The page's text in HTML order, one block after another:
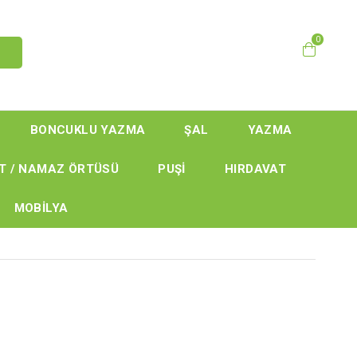
0
BONCUKLU YAZMA ŞAL YAZMA
/ NAMAZ ÖRTÜSÜ PUŞİ HIRDAVAT
MOBİLYA